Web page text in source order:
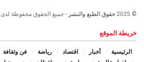
© 2025 حقوق الطبع والنشر - جميع الحقوق محفوظة لدى
خريطة الموقع
الرئيسية أخبار اقتصاد رياضة فن وثقافة